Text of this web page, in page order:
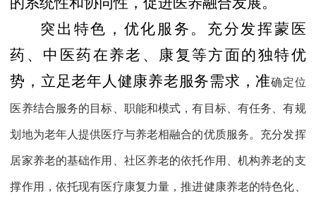
突出特色，优化服务。充分发挥蒙医
药、中医药在养老、康复等方面的独特优
势，立足老年人健康养老服务需求，准确定位
医养结合服务的目标、职能和模式，有目标、有任务、有规
划地为老年人提供医疗与养老相融合的优质服务。充分发挥
居家养老的基础作用、社区养老的依托作用、机构养老的支
撑作用，依托现有医疗康复力量，推进健康养老的特色化、